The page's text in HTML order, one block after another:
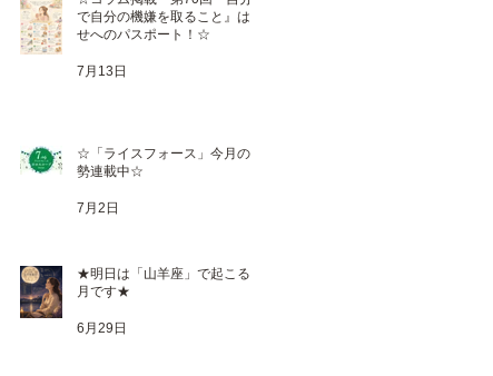
で自分の機嫌を取ること』は幸
せへのパスポート！☆
7月13日
☆「ライスフォース」今月の運
勢連載中☆
7月2日
★明日は「山羊座」で起こる満
月です★
6月29日